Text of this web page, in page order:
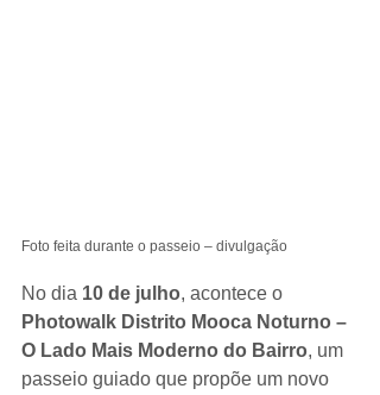
Foto feita durante o passeio – divulgação
No dia 10 de julho, acontece o
Photowalk Distrito Mooca Noturno –
O Lado Mais Moderno do Bairro, um
passeio guiado que propõe um novo